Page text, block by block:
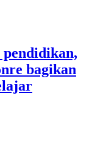
bagikan